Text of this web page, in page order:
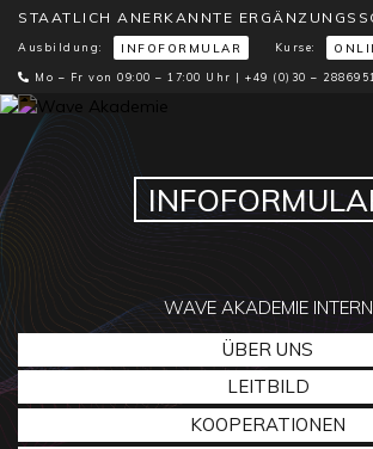
STAATLICH ANERKANNTE
Ausbildung: INFOFORMULAR Kurse:
Mo – Fr von 09:00 – 17:00 Uhr | +49 (0)30 –
WAVE AKADEMIE INTERN
ÜBER UNS
LEITBILD
KOOPERATIONEN